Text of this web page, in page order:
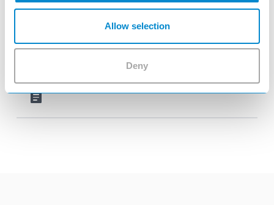
Allow selection
Deny
article